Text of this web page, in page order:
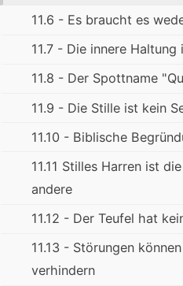
11.6 - Es braucht es
11.7 - Die innere
11.8 - Der Spottname
11.9 - Die Stille ist kein
11.10 - Biblische
11.11 Stilles Harren ist
andere
11.12 - Der Teufel hat
11.13 - Störungen
verhindern